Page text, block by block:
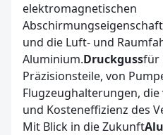
elektromagnetischen
und die Luft- und
Aluminium.Druckgussfür
Präzisionsteile, von
Flugzeughalterungen,
und Kosteneffizienz des
Mit Blick in die Zukunft